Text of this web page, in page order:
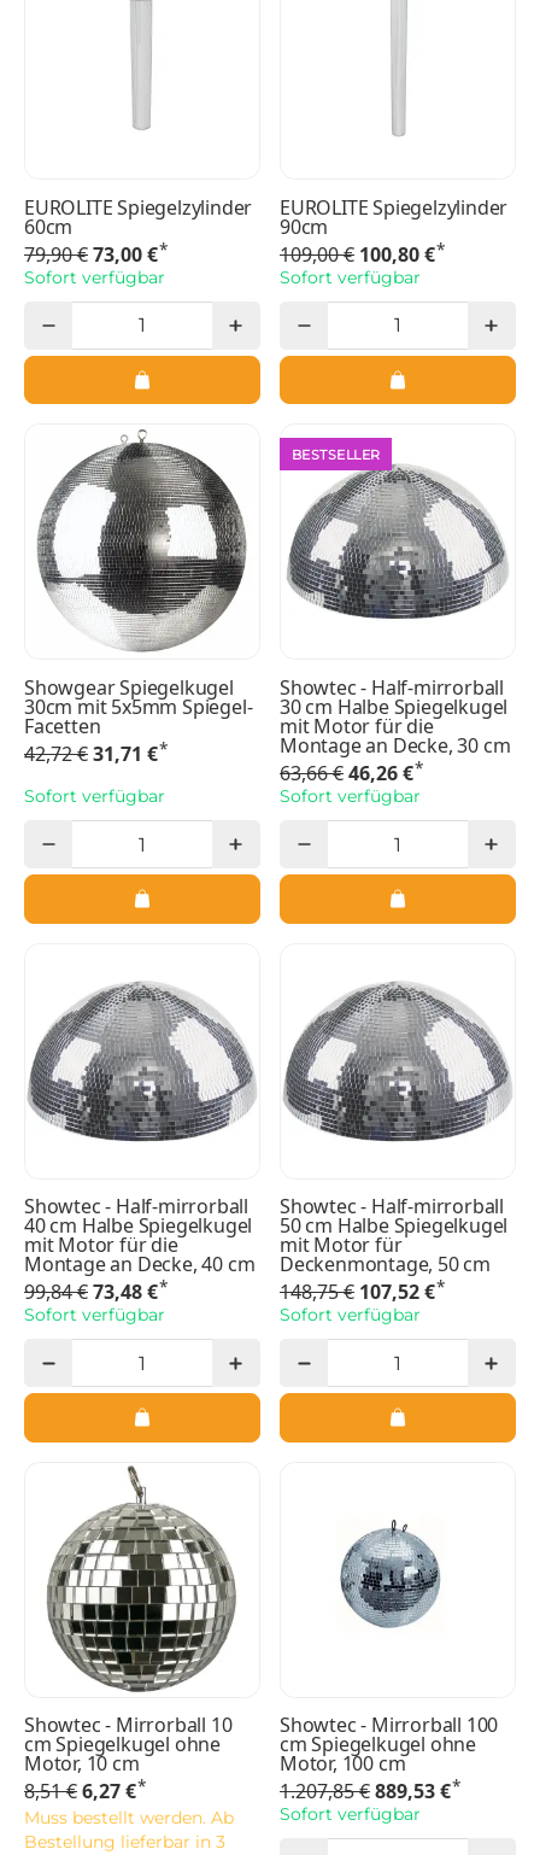
EUROLITE Spiegelzylinder
60cm
79,90 €73,00 €*
Sofort verfügbar
EUROLITE Spiegelzylinder
90cm
109,00 € 100,80 €*
Sofort verfügbar
Showgear Spiegelkugel
30cm mit 5x5mm Spiegel-
Facetten
42,72 €31,71 €*
Sofort verfügbar
BESTSELLER
Showtec - Half-mirrorball
30 cm Halbe Spiegelkugel
mit Motor für die
Montage an Decke, 30 cm
63,66 €46,26 €*
Sofort verfügbar
Showtec - Half-mirrorball
40 cm Halbe Spiegelkugel
mit Motor für die
Montage an Decke, 40 cm
99,84 €73,48 €*
Sofort verfügbar
Showtec - Half-mirrorball
50 cm Halbe Spiegelkugel
mit Motor für
Deckenmontage, 50 cm
148,75 € 107,52 €*
Sofort verfügbar
Showtec - Mirrorball 10
cm Spiegelkugel ohne
Motor, 10 cm
8,51 €6,27 €*
Muss bestellt werden. Ab
Bestellung lieferbar in 3
Showtec - Mirrorball 100
cm Spiegelkugel ohne
Motor, 100 cm
1.207,85 €889,53 €*
Sofort verfügbar